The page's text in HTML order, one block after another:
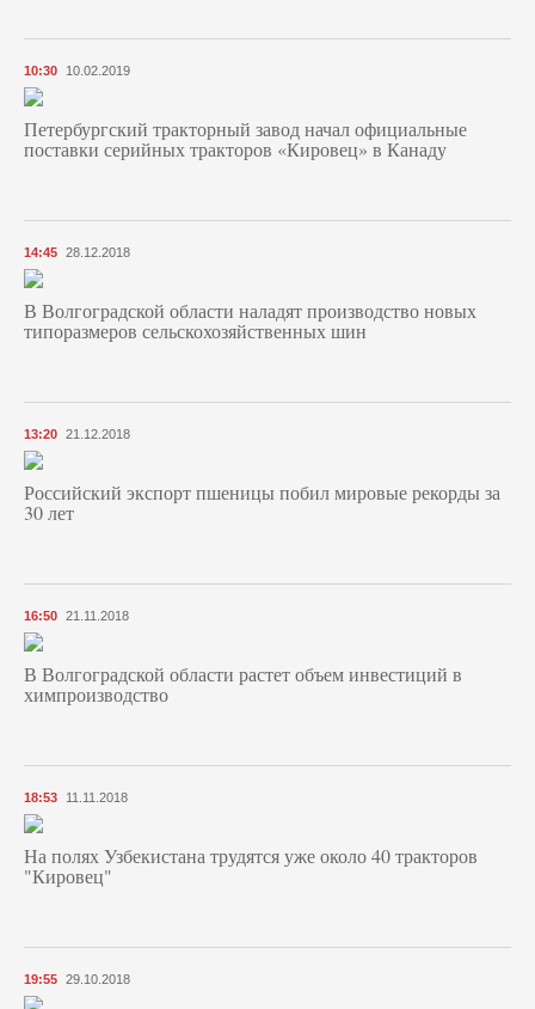
10:30 10.02.2019
Петербургский тракторный завод начал официальные
поставки серийных тракторов «Кировец» в Канаду
14:45 28.12.2018
В Волгоградской области наладят производство новых
типоразмеров сельскохозяйственных шин
13:20 21.12.2018
Российский экспорт пшеницы побил мировые рекорды за
30 лет
16:50 21.11.2018
В Волгоградской области растет объем инвестиций в
химпроизводство
18:53 11.11.2018
На полях Узбекистана трудятся уже около 40 тракторов
"Кировец"
19:55 29.10.2018